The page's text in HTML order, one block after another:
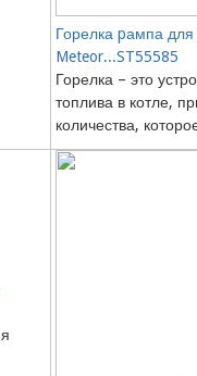
Горелка pампа для
Meteor...ST55585
Горелка – это
топлива в котле,
количества,